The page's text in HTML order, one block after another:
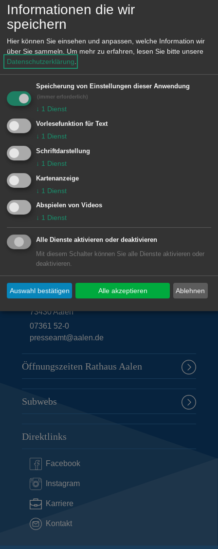
Training. Jugendliche und
Junggebliebene können unseren
faszinierenden Sport ausüben und sind
immer bei uns willkommen.
Link
Aalener Eissportfreunde
E-Mail:
Unsere Anschrift
Rathaus Aalen
Marktplatz 30
73430Aalen
07361 52-0
presseamt@aalen.de
Öffnungszeiten Rathaus Aalen
Subwebs
Direktlinks
Facebook
Instagram
Karriere
Kontakt
Informationen die wir
speichern
Hier können Sie einsehen und anpassen, welche Information wir
über Sie sammeln. Um mehr zu erfahren, lesen Sie bitte unsere
Datenschutzerklärung.
Speicherung von Einstellungen dieser Anwendung
(immer erforderlich)
↓ 1 Dienst
Vorlesefunktion für Text
↓ 1 Dienst
Schriftdarstellung
↓ 1 Dienst
Kartenanzeige
↓ 1 Dienst
Abspielen von Videos
↓ 1 Dienst
Alle Dienste aktivieren oder deaktivieren
Mit diesem Schalter können Sie alle Dienste aktivieren oder
deaktivieren.
Ablehnen
Auswahl bestätigen Alle akzeptieren